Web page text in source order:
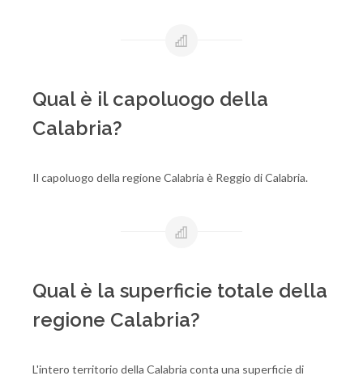
Qual è il capoluogo della
Calabria?
Il capoluogo della regione Calabria è Reggio di Calabria.
Qual è la superficie totale della
regione Calabria?
L'intero territorio della Calabria conta una superficie di